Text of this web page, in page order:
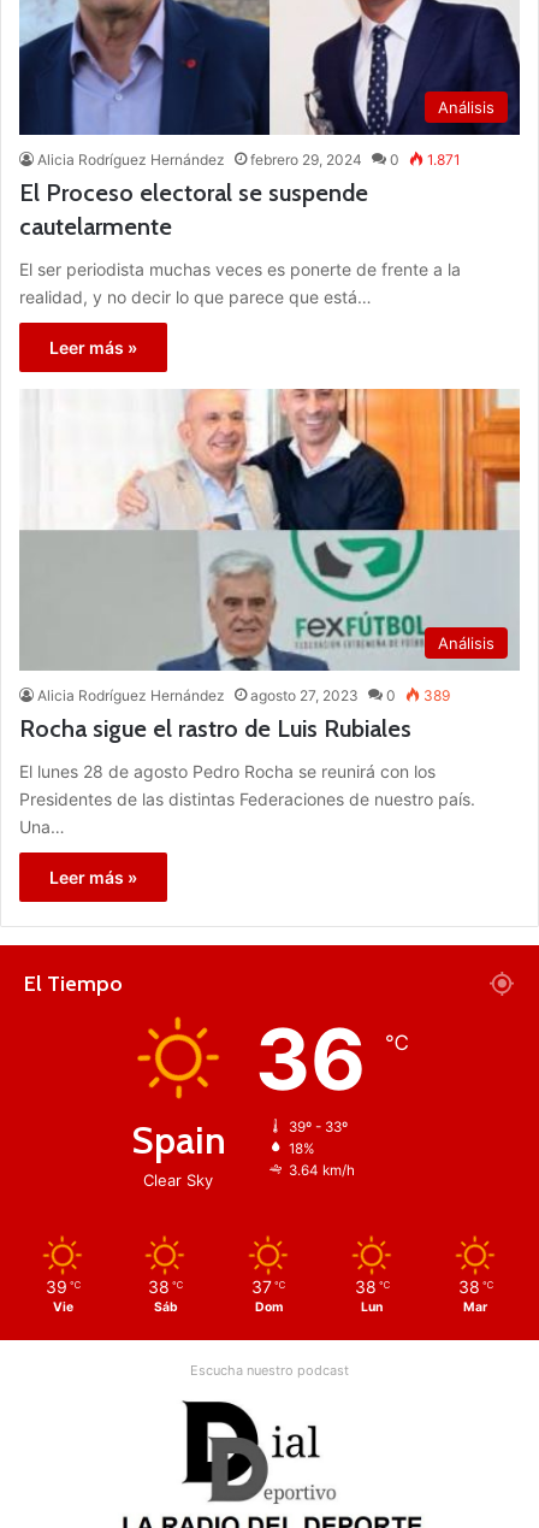
Análisis
Alicia Rodríguez Hernández febrero 29, 2024 0 1.871
El Proceso electoral se suspende
cautelarmente
El ser periodista muchas veces es ponerte de frente a la
realidad, y no decir lo que parece que está…
Leer más »
Análisis
Alicia Rodríguez Hernández agosto 27, 2023 0 389
Rocha sigue el rastro de Luis Rubiales
El lunes 28 de agosto Pedro Rocha se reunirá con los
Presidentes de las distintas Federaciones de nuestro país.
Una…
Leer más »
El Tiempo
Spain
Clear Sky
36 ℃
39º - 33º
18%
3.64 km/h
39 ℃
Vie
38 ℃
Sáb
37 ℃
Dom
38 ℃
Lun
38 ℃
Mar
Escucha nuestro podcast